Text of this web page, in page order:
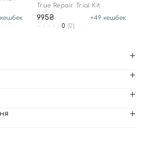
кешбек
ВОЛОССЯ
True Repair Trial Kit
995₴ +49 кешбек
0 (0)